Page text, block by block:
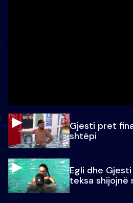
Gjesti pret
shtëpi
Egli dhe
teksa shijojnë